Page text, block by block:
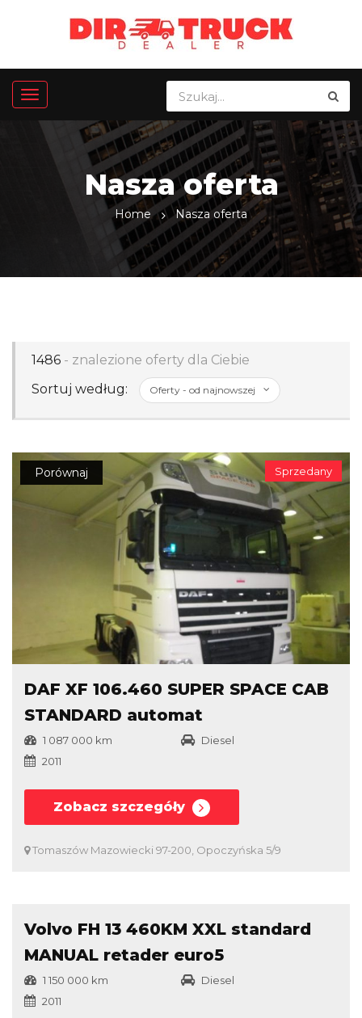
Nasza oferta
Home Nasza oferta
1486 - znalezione oferty dla Ciebie
Sortuj według:
Sprzedany
Porównaj
DAF XF 106.460 SUPER SPACE CAB
STANDARD automat
1 087 000 km
Diesel
2011
Zobacz szczegóły
Tomaszów Mazowiecki 97-200, Opoczyńska 5/9
Sprzedany
Porównaj
Volvo FH 13 460KM XXL standard
MANUAL retader euro5
1 150 000 km
Diesel
2011